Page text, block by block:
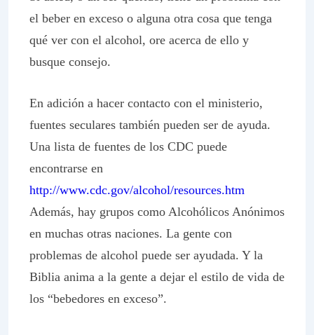
el beber en exceso o alguna otra cosa que tenga
qué ver con el alcohol, ore acerca de ello y
busque consejo.
En adición a hacer contacto con el ministerio,
fuentes seculares también pueden ser de ayuda.
Una lista de fuentes de los CDC puede
encontrarse en
http://www.cdc.gov/alcohol/resources.htm
Además, hay grupos como Alcohólicos Anónimos
en muchas otras naciones. La gente con
problemas de alcohol puede ser ayudada. Y la
Biblia anima a la gente a dejar el estilo de vida de
los “bebedores en exceso”.